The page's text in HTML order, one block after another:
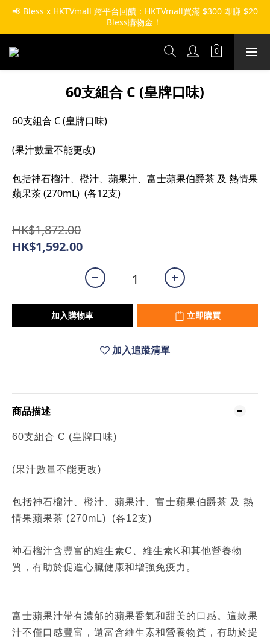
📢 Bless x HKTVmall 跨平台回饋：HKTVmall買滿 $300 即賺 $20
Bless購物金！
60支組合 C (皇牌口味)
60支組合 C (皇牌口味)
(果汁數量不能更改)
包括神石榴汁、橙汁、蘋果汁、富士蘋果伯爵茶 及 熱情果
蘋果茶 (270mL)  (各12支)
HK$1,872.00
HK$1,592.00
加入購物車 立即購買
加入追蹤清單
商品描述
60支組合 C (皇牌口味)
(果汁數量不能更改)
包括神石榴汁、橙汁、蘋果汁、富士蘋果伯爵茶 及 熱
情果蘋果茶 (270mL) (各12支)
神石榴汁含豐富的維生素C、維生素K和其他營養物
質，有助於促進心臟健康和增強免疫力。
富士蘋果汁帶有濃郁的蘋果香氣和甜美的口感。這款果
汁不僅口感豐富，還富含維生素和營養物質，有助於提